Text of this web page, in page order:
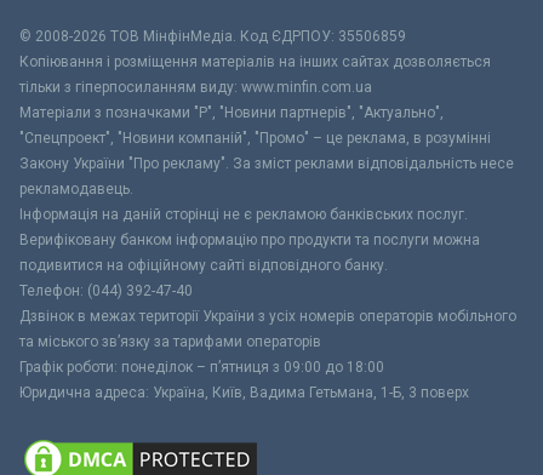
© 2008-2026 ТОВ МiнфiнМедiа. Код ЄДРПОУ: 35506859
Копіювання і розміщення матеріалів на інших сайтах дозволяється
тільки з гіперпосиланням виду: www.minfin.com.ua
Матеріали з позначками "Р", "Новини партнерів", "Актуально",
"Спецпроект", "Новини компаній", "Промо" – це реклама, в розумінні
Закону України "Про рекламу". За зміст реклами відповідальність несе
рекламодавець.
Інформація на даній сторінці не є рекламою банківських послуг.
Верифіковану банком інформацію про продукти та послуги можна
подивитися на офіційному сайті відповідного банку.
Телефон: (044) 392-47-40
Дзвінок в межах території України з усіх номерів операторів мобільного
та міського зв’язку за тарифами операторів
Графік роботи: понеділок – п’ятниця з 09:00 до 18:00
Юридична адреса: Україна, Київ, Вадима Гетьмана, 1-Б, 3 поверх